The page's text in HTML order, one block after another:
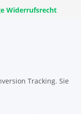
Widerrufsrecht
Tracking. Sie